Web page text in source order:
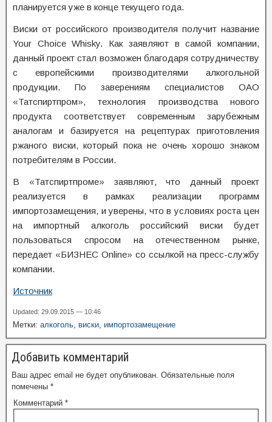
планируется уже в конце текущего года.
Виски от российского производителя получит название
Your Choice Whisky. Как заявляют в самой компании,
данный проект стал возможен благодаря сотрудничеству
с европейскими производителями алкогольной
продукции. По заверениям специалистов ОАО
«Татспиртпром», технология производства нового
продукта соответствует современным зарубежным
аналогам и базируется на рецептурах приготовления
ржаного виски, который пока не очень хорошо знаком
потребителям в России.
В «Татспиртпроме» заявляют, что данный проект
реализуется в рамках реализации программ
импортозамещения, и уверены, что в условиях роста цен
на импортный алкоголь российский виски будет
пользоваться спросом на отечественном рынке,
передает «БИЗНЕС Online» со ссылкой на пресс-службу
компании.
Источник
Updated: 29.09.2015 — 10:46
Метки: алкоголь, виски, импортозамещение
Добавить комментарий
Ваш адрес email не будет опубликован. Обязательные поля
помечены *
Комментарий *